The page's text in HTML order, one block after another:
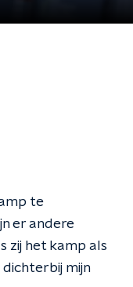
te
er andere
zij het kamp als
mijn